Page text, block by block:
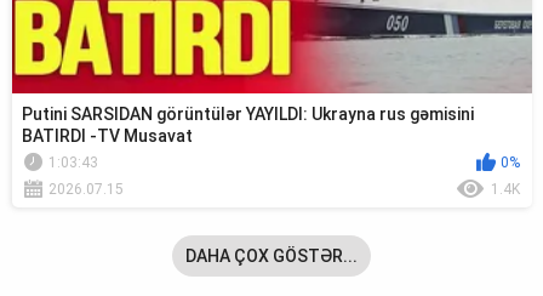
Putini SARSIDAN görüntülər YAYILDI: Ukrayna rus gəmisini
BATIRDI -TV Musavat
1:03:43
0%
2026.07.15
1.4K
DAHA ÇOX GÖSTƏR...